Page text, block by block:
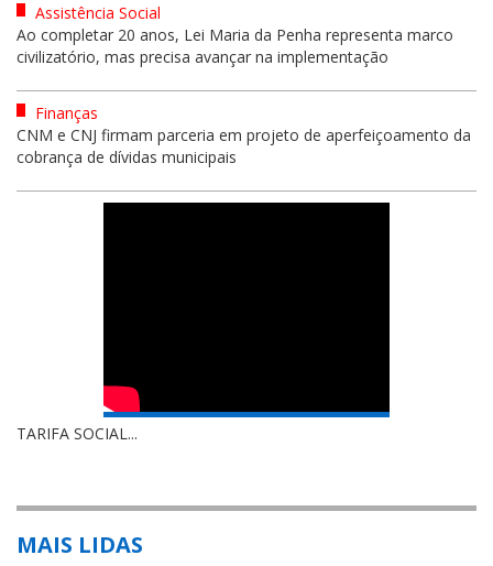
Assistência Social
Ao completar 20 anos, Lei Maria da Penha representa marco
civilizatório, mas precisa avançar na implementação
Finanças
CNM e CNJ firmam parceria em projeto de aperfeiçoamento da
cobrança de dívidas municipais
TARIFA SOCIAL...
MAIS LIDAS